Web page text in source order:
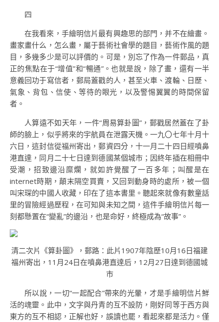
四
在我看來，手繪明信片最有興趣思的部門，并不在繪畫。
畫家畫什么，怎么畫，屬于藝術社會學的題目，藝術作風的題
目，多幾多少是可以評價的。可是，別忘了作為一件郵品，真
正的焦點在于“增值”和“暢通”。也就是說，除了畫，還有一半
意義回功于寫信者，郵局蓋戳的人，甚至火車、渡輪、日歷、
氣象、背包、信使、等待的眼光，以及警惕翼翼的時間保留
者。
人算遠不如天年，一件“周易算卦圖”，郵戳居然蓋在了卦
師的臉上，似乎將來的宇航員在泄露天機。一九〇七年十月十
六日，這封信從福州寄出，郵資四分，十一月二十四日經噴鼻
港直達，同月二十七日達到德國某個城市；因終年插在相冊中
受潮，招致邊沿糜爛，就如許覺醒了一百多年；叫醒是在
internet時期，顛末隔空買賣，又回到動身時的處所，被一個
叫宋琛的中國人收藏，印在了這本書里。聽起來就像有數童話
里的冒險經過歷程，在可知與未知之間，這件手繪明信片每一
刻都懸置在“變亂”的邊沿，也是命好，終極成為“故事”。
清二次片《算卦圖》，郵路：此片1907年陰歷10月16日福建
福州寄出，11月24日在噴鼻港直達后，12月27日達到德國城
市
所以說，一切“一起配合”帶來的光暈，才是手繪明信片鮮
活的魂靈。此中，文字與丹青的互不設防，剛好同等于西方與
東方的互不相認，正解也好，誤讀也罷，看起來都是活力。僅